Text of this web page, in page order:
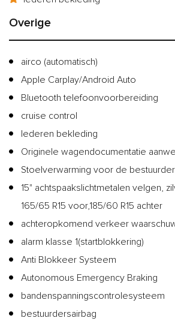
Overige
airco (automatisch)
Apple Carplay/Android Auto
Bluetooth telefoonvoorbereiding
cruise control
lederen bekleding
Originele wagendocumentatie
Stoelverwarming voor de
15" achtspaakslichtmetalen velgen,
165/65 R15 voor,185/60 R15 achter
achteropkomend verkeer
alarm klasse 1(startblokkering)
Anti Blokkeer Systeem
Autonomous Emergency Braking
bandenspanningscontrolesysteem
bestuurdersairbag